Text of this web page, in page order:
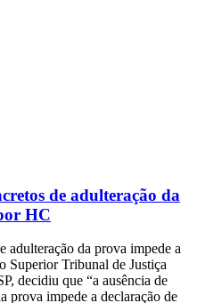
de adulteração da
HC
adulteração da prova impede a
Superior Tribunal de Justiça
decidiu que “a ausência de
prova impede a declaração de